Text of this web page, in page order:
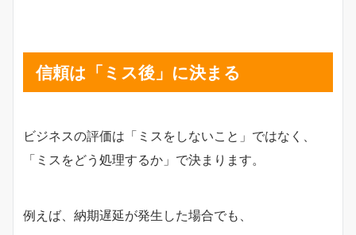
信頼は「ミス後」に決まる
ビジネスの評価は「ミスをしないこと」ではなく、
「ミスをどう処理するか」で決まります。
例えば、納期遅延が発生した場合でも、